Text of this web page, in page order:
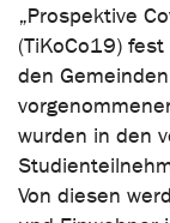
„Prospektive
(TiKoCo19)
den
wurden in den
Von diesen